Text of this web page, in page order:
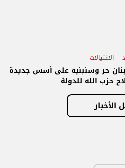
الاغتيالات
حر وسنبنيه على أسس جديدة
حزب الله للدولة
الأخبار